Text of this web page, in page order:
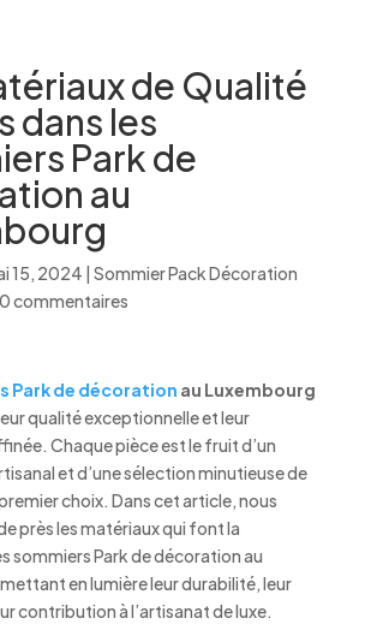
de Qualité
dans les
Park de
au
15, 2024 | Sommier Pack Décoration
0 commentaires
Park de décoration au Luxembourg
qualité exceptionnelle et leur
Chaque pièce est le fruit d’un
et d’une sélection minutieuse de
choix. Dans cet article, nous
près les matériaux qui font la
sommiers Park de décoration au
en lumière leur durabilité, leur
contribution à l’artisanat de luxe.